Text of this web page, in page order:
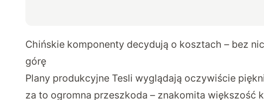
Chińskie komponenty decydują o kosztach – bez
górę
Plany produkcyjne Tesli wyglądają oczywiście
za to ogromna przeszkoda – znakomita większość